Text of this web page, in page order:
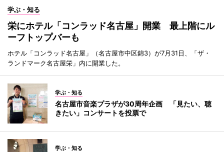
学ぶ・知る
栄にホテル「コンラッド名古屋」開業 最上階にル
ーフトップバーも
ホテル「コンラッド名古屋」（名古屋市中区錦3）が7月31日、「ザ・
ランドマーク名古屋栄」内に開業した。
学ぶ・知る
名古屋市音楽プラザが30周年企画 「見たい、聴
きたい」コンサートを投票で
学ぶ・知る